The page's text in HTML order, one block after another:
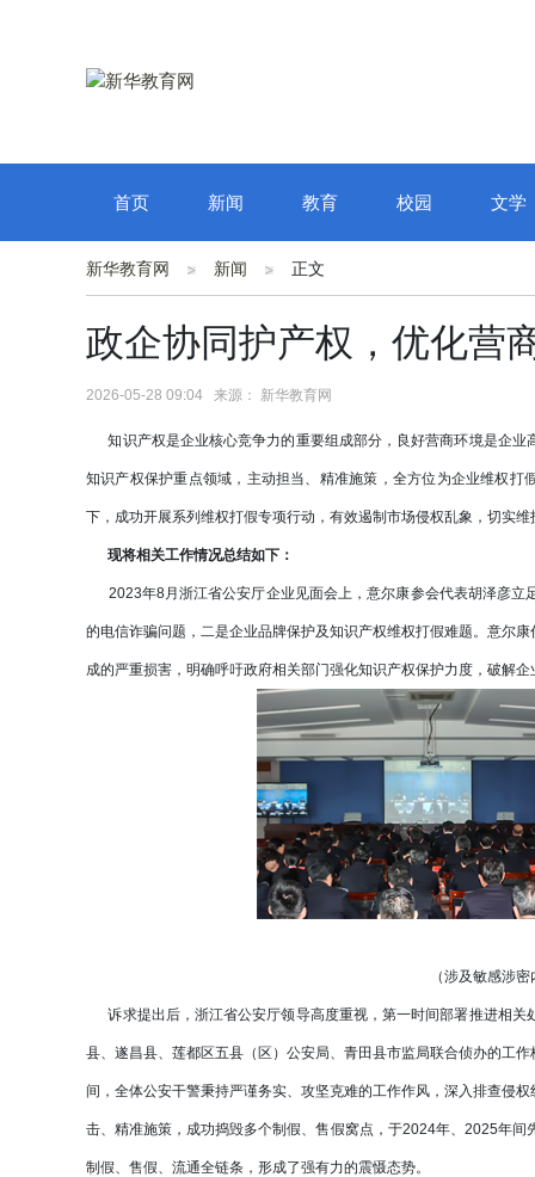
首页 新闻 教育 校园 文学
新华教育网 新闻 正文
政企协同护产权，优化营
2026-05-28 09:04 来源： 新华教育网
知识产权是企业核心竞争力的重要组成部分，良好营商环境是企业
知识产权保护重点领域，主动担当、精准施策，全方位为企业维权打
下，成功开展系列维权打假专项行动，有效遏制市场侵权乱象，切实
现将相关工作情况总结如下：
2023年8月浙江省公安厅企业见面会上，意尔康参会代表胡泽彦立
的电信诈骗问题，二是企业品牌保护及知识产权维权打假难题。意尔
成的严重损害，明确呼吁政府相关部门强化知识产权保护力度，破解
（涉及敏感涉
诉求提出后，浙江省公安厅领导高度重视，第一时间部署推进相关
县、遂昌县、莲都区五县（区）公安局、青田县市监局联合侦办的工
间，全体公安干警秉持严谨务实、攻坚克难的工作作风，深入排查侵
击、精准施策，成功捣毁多个制假、售假窝点，于2024年、2025年
制假、售假、流通全链条，形成了强有力的震慑态势。